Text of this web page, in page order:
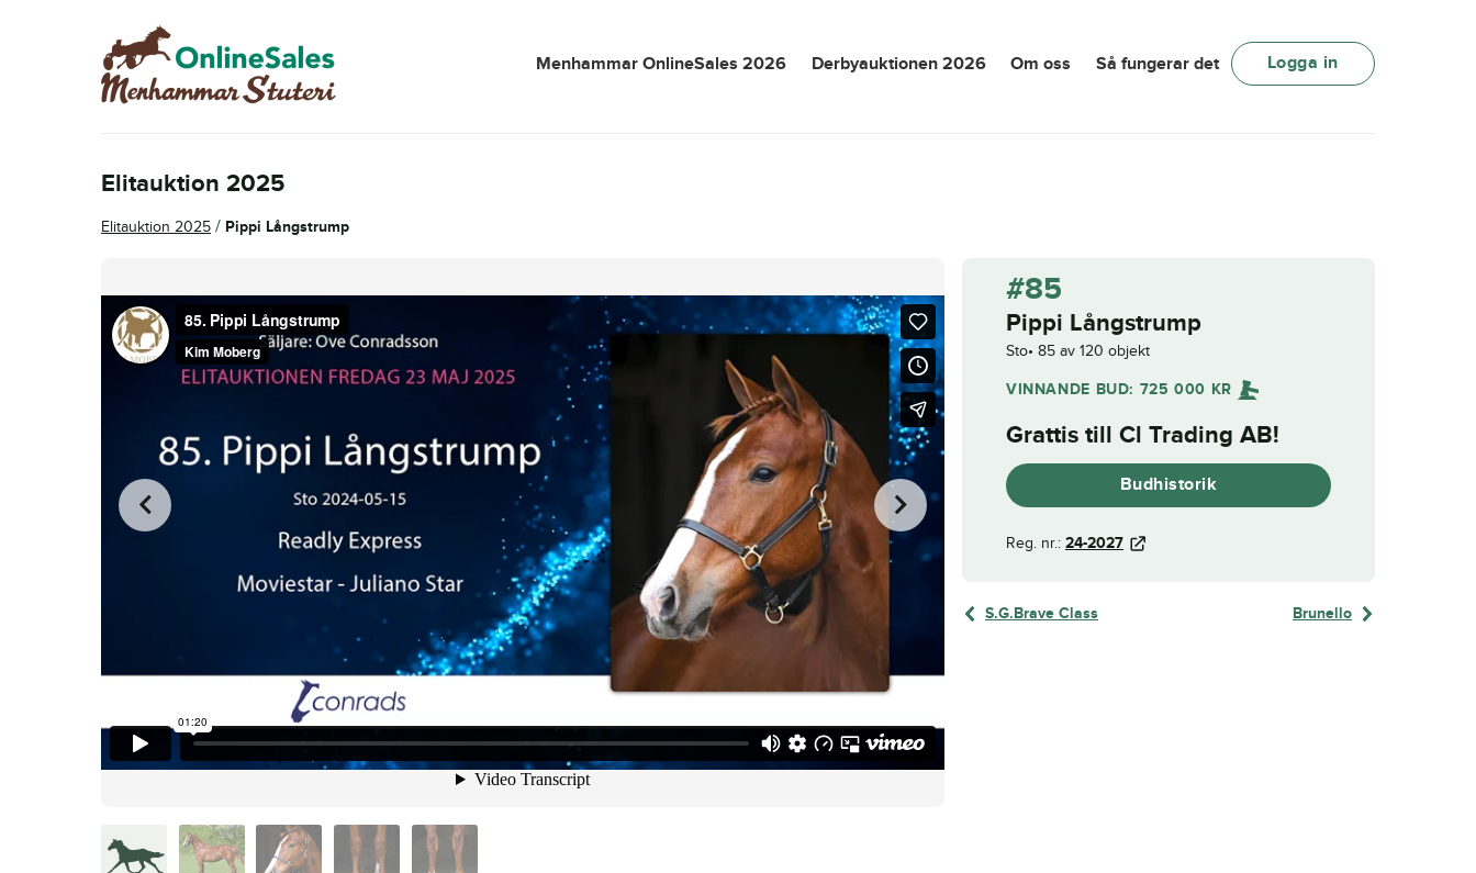
Hoppa
till
navigering
Hoppa
till
innehåll
Menhammar OnlineSales 2026 Derbyauktionen 2026 Om oss Så fungerar det Logga in
Elitauktion 2025
Elitauktion 2025 / Pippi Långstrump
#85
Pippi Långstrump
Sto 85 av 120 objekt
VINNANDE BUD: 725 000 KR
Grattis till Cl Trading AB!
Budhistorik
Reg. nr.: 24-2027
S.G.Brave Class Brunello